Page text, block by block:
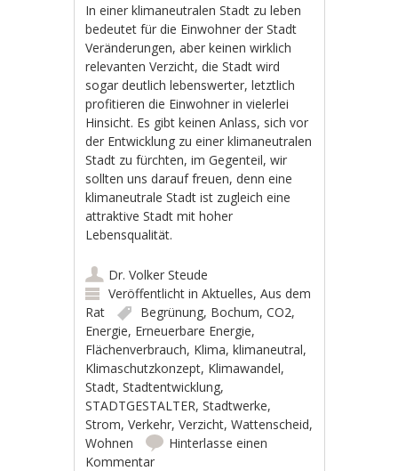
In einer klimaneutralen Stadt zu leben
bedeutet für die Einwohner der Stadt
Veränderungen, aber keinen wirklich
relevanten Verzicht, die Stadt wird
sogar deutlich lebenswerter, letztlich
profitieren die Einwohner in vielerlei
Hinsicht. Es gibt keinen Anlass, sich vor
der Entwicklung zu einer klimaneutralen
Stadt zu fürchten, im Gegenteil, wir
sollten uns darauf freuen, denn eine
klimaneutrale Stadt ist zugleich eine
attraktive Stadt mit hoher
Lebensqualität.
Dr. Volker Steude
Veröffentlicht inAktuelles,Aus dem
Rat
Begrünung, Bochum,CO2,
Energie, Erneuerbare Energie,
Flächenverbrauch, Klima,klimaneutral,
Klimaschutzkonzept, Klimawandel,
Stadt,Stadtentwicklung,
STADTGESTALTER,Stadtwerke,
Strom,Verkehr,Verzicht,Wattenscheid,
Wohnen
Hinterlasse einen
Kommentar